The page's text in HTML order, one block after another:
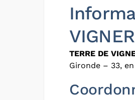
TERRE DE
Gironde – 33,